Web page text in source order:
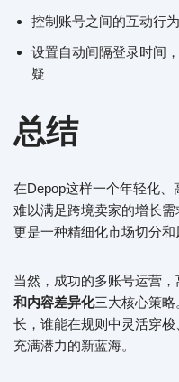
控制账号之间的互动行
设置自动间隔登录时间，
疑
总结
在Depop这样一个年轻化
难以满足跨境卖家的增长需
更是一种精细化市场切分和
当然，成功的多账号运营，
和内容差异化三大核心策
长，谁能在规则中灵活穿
充满潜力的新蓝海。